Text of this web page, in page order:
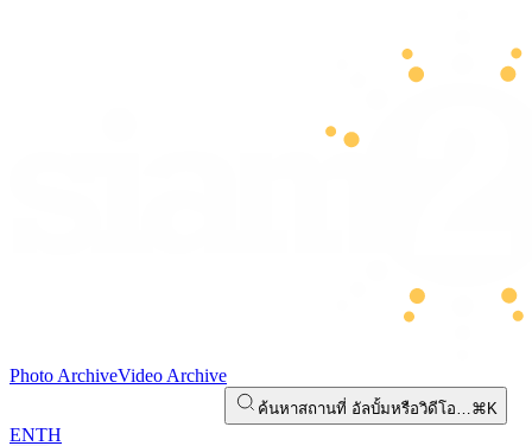
Photo ArchiveVideo Archive
ค้นหาสถานที่ อัลบั้มหรือวิดีโอ…⌘K
ENTH